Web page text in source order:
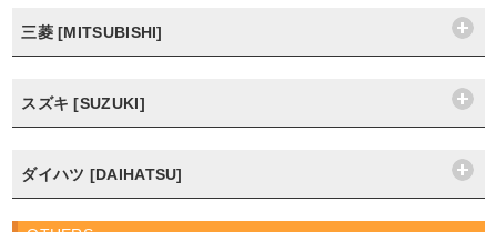
三菱 [MITSUBISHI]
スズキ [SUZUKI]
ダイハツ [DAIHATSU]